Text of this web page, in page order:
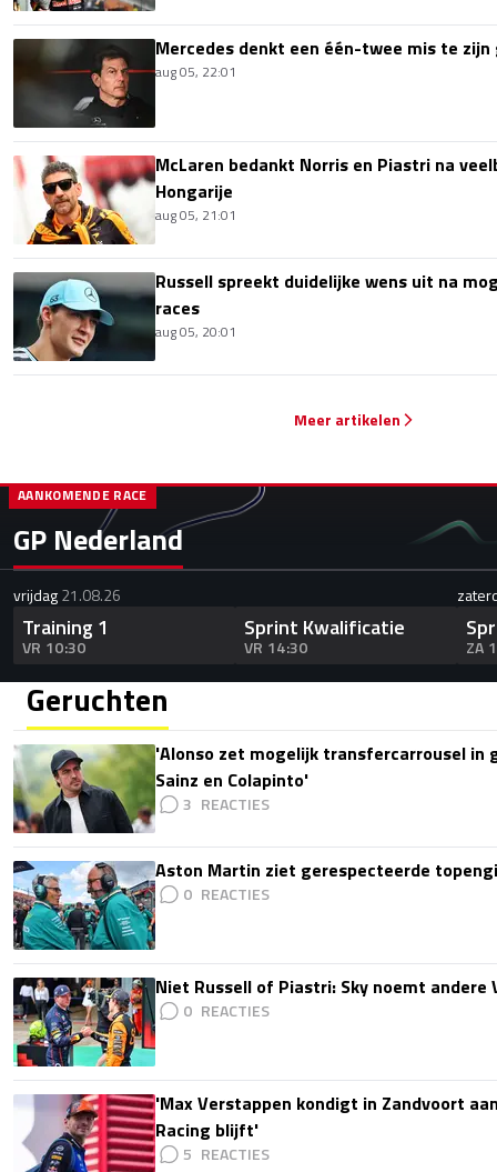
Mercedes denkt een één-twee mis te
aug 05, 22:01
McLaren bedankt Norris en Piastri na
Hongarije
aug 05, 21:01
Russell spreekt duidelijke wens uit na
races
aug 05, 20:01
Meer artikelen
GP Nederland
AANKOMENDE RACE
vrijdag21.08.26
Training 1
VR 10:30
Sprint Kwalificatie
VR 14:30 ZA
Geruchten
'Alonso zet mogelijk transfercarrousel in
Sainz en Colapinto'
3
Aston Martin ziet gerespecteerde
0
Niet Russell of Piastri: Sky noemt
0
'Max Verstappen kondigt in Zandvoort
Racing blijft'
5